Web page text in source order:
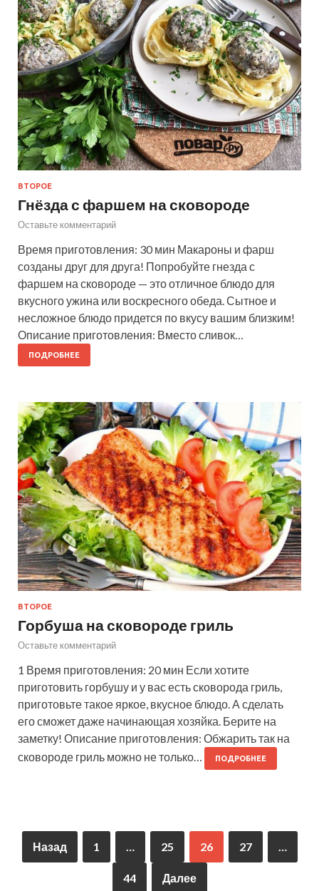
ВТОРОЕ
Гнёзда с фаршем на сковороде
Оставьте комментарий
Время приготовления: 30 мин Макароны и фарш
созданы друг для друга! Попробуйте гнезда с
фаршем на сковороде — это отличное блюдо для
вкусного ужина или воскресного обеда. Сытное и
несложное блюдо придется по вкусу вашим близким!
Описание приготовления: Вместо сливок…
ПОДРОБНЕЕ
ВТОРОЕ
Горбуша на сковороде гриль
Оставьте комментарий
1 Время приготовления: 20 мин Если хотите
приготовить горбушу и у вас есть сковорода гриль,
приготовьте такое яркое, вкусное блюдо. А сделать
его сможет даже начинающая хозяйка. Берите на
заметку! Описание приготовления: Обжарить так на
сковороде гриль можно не только…
ПОДРОБНЕЕ
Назад 1 … 25 26 27 …
44 Далее